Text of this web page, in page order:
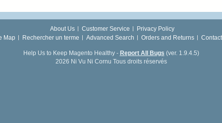
About Us Customer Service
Privacy Policy
Map
Rechercher un terme Advanced Search Orders and Returns
Help Us to Keep Magento Healthy - Report All Bugs (ver. 1.9.4.5)
2026 Ni Vu Ni Cornu Tous droits réservés